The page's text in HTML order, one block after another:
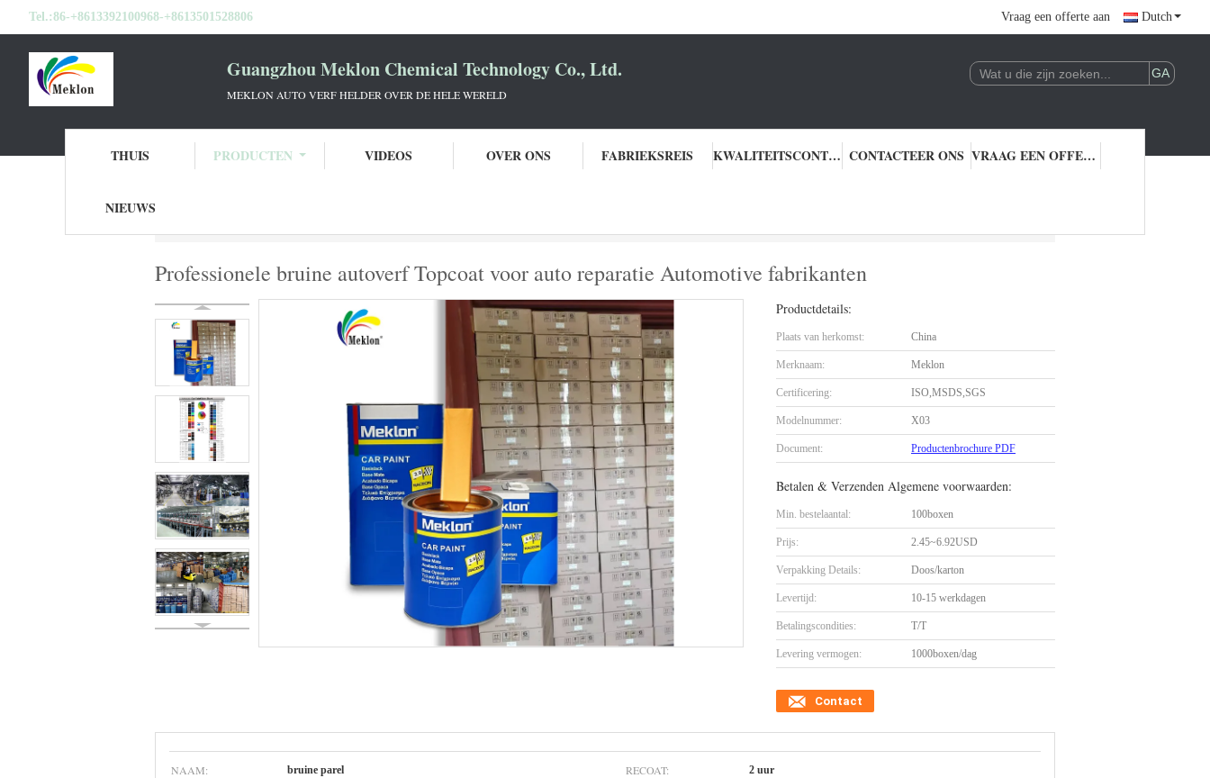
Tel.:86-+8613392100968-+8613501528806 Vraag een offerte aan Dutch
Guangzhou Meklon Chemical Technology Co., Ltd.
MEKLON AUTO VERF HELDER OVER DE HELE WERELD
THUIS PRODUCTEN VIDEOS OVER ONS FABRIEKSREIS KWALITEITSCONTROLE CONTACTEER ONS VRAAG EEN OFFERTE AAN
NIEUWS
Professionele bruine autoverf Topcoat voor auto reparatie Automotive fabrikanten
Productdetails:
Plaats van herkomst: China
Merknaam: Meklon
Certificering: ISO,MSDS,SGS
Modelnummer: X03
Document: Productenbrochure PDF
Betalen & Verzenden Algemene voorwaarden:
Min. bestelaantal: 100boxen
Prijs: 2.45~6.92USD
Verpakking Details: Doos/karton
Levertijd: 10-15 werkdagen
Betalingscondities: T/T
Levering vermogen: 1000boxen/dag
Contact
NAAM: bruine parel RECOAT: 2 uur